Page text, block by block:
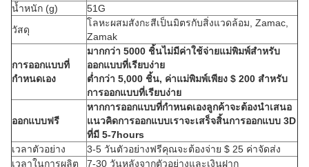
น้ำหนัก (g)
51G
วัสดุ
โลหะผสมสังกะสีเป็นมิตรกับสิ่งแวดล้อม, Zamac,
Zamak
การออกแบบที่
กำหนดเอง
มากกว่า 5000 ชิ้นไม่มีค่าใช้จ่ายแม่พิมพ์สำหรับ
ออกแบบที่เรียบง่าย
ต่ำกว่า 5,000 ชิ้น, ค่าแม่พิมพ์เพียง $ 200 สำหรับ
การออกแบบที่เรียบง่าย
ออกแบบฟรี
หากการออกแบบที่กำหนดเองลูกค้าจะต้องนำเสนอ
แนวคิดการออกแบบเราจะเสร็จสิ้นการออกแบบ 3D
ที่มี 5-7hours
เวลาตัวอย่าง
3-5 วันตัวอย่างฟรีคุณจะต้องจ่าย $ 25 ค่าจัดส่ง
เวลาในการผลิต
7-30 วันหลังจากตัวอย่างและเงินฝาก